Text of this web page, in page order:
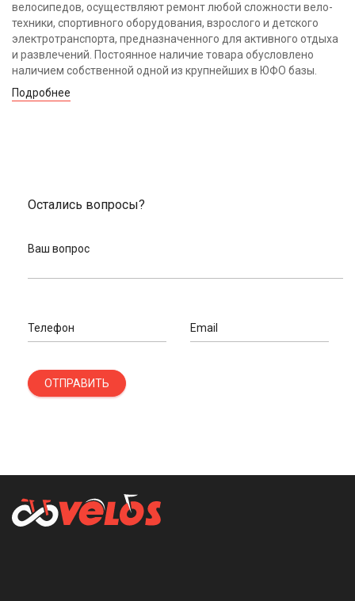
велосипедов, осуществляют ремонт любой сложности вело-
техники, спортивного оборудования, взрослого и детского
электротранспорта, предназначенного для активного отдыха
и развлечений. Постоянное наличие товара обусловлено
наличием собственной одной из крупнейших в ЮФО базы.
Подробнее
Остались вопросы?
Ваш вопрос
Телефон Email
ОТПРАВИТЬ